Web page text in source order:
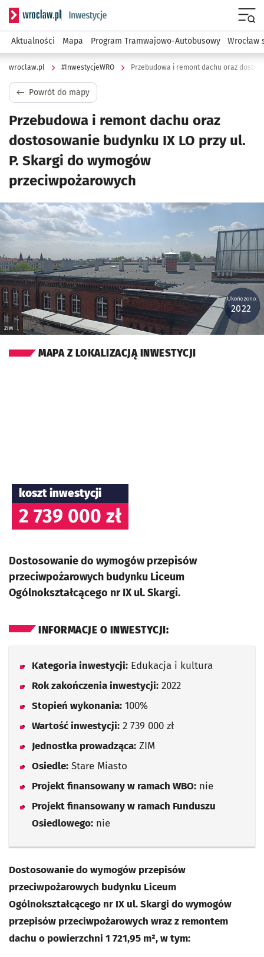
Serwis informacyjny wroclaw.pl podserwis:
Aktualności Mapa Program Tramwajowo-Autobusowy Wrocław
wroclaw.pl #InwestycjeWRO
Powrót do mapy
Przebudowa i remont dachu oraz
dostosowanie budynku IX LO przy ul.
P. Skargi do wymogów
przeciwpożarowych
Kliknij, aby powiększyć
ZIM
Ukończono:
2022
MAPA Z LOKALIZACJĄ INWESTYCJI
koszt inwestycji
2 739 000 zł
Dostosowanie do wymogów przepisów
przeciwpożarowych budynku Liceum
Ogólnokształcącego nr IX ul. Skargi.
INFORMACJE O INWESTYCJI:
Kategoria inwestycji: Edukacja i kultura
Rok zakończenia inwestycji: 2022
Stopień wykonania: 100%
Wartość inwestycji: 2 739 000 zł
Jednostka prowadząca: ZIM
Osiedle: Stare Miasto
Projekt finansowany w ramach WBO: nie
Projekt finansowany w ramach Funduszu
Osiedlowego: nie
Dostosowanie do wymogów przepisów
przeciwpożarowych budynku Liceum
Ogólnokształcącego nr IX ul. Skargi do wymogów
przepisów przeciwpożarowych wraz z remontem
dachu o powierzchni 1 721,95 m², w tym: